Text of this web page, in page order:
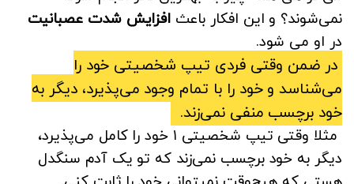
نمی‌شوند؟ و این افکار باعث افزایش شدت عصبانیت
در او می شود.
در ضمن وقتی فردی تیپ شخصیتی خود را
می‌شناسد و خود را با تمام وجود می‌پذیرد، دیگر به
خود برچسب منفی نمی‌زند.
مثلا وقتی تیپ شخصیتی ۱ خود را کامل می‌پذیرد،
دیگر به خود برچسب نمی‌زند که تو یک آدم سنگدل